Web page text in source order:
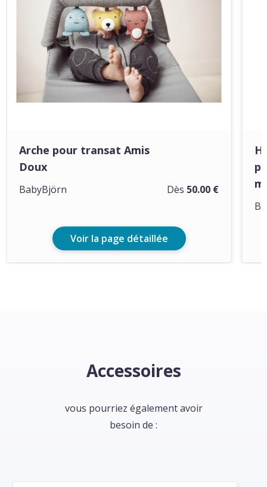
Arche pour transat Amis
Doux
Dès 50.00 €
BabyBjörn
Voir la page détaillée
Accessoires
vous pourriez également avoir
besoin de :